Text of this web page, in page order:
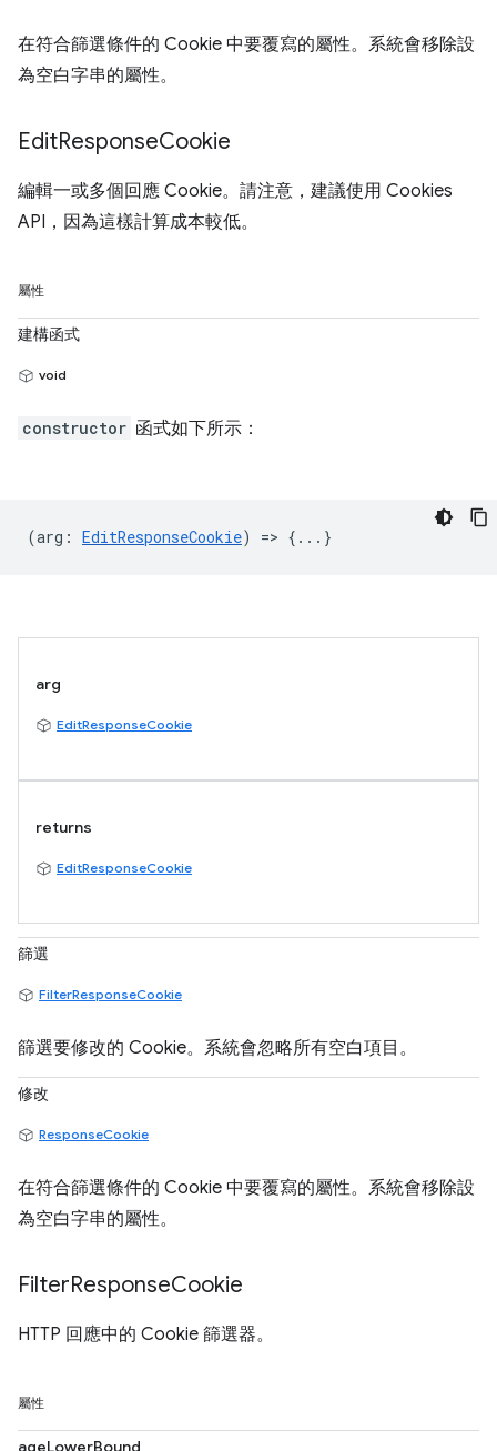
在符合篩選條件的 Cookie 中要覆寫的屬性。系統會移除設
為空白字串的屬性。
EditResponseCookie
編輯一或多個回應 Cookie。請注意，建議使用 Cookies
API，因為這樣計算成本較低。
屬性
建構函式
void
constructor 函式如下所示：
(arg : EditResponseCookie) => {...}
arg
EditResponseCookie
returns
EditResponseCookie
篩選
FilterResponseCookie
篩選要修改的 Cookie。系統會忽略所有空白項目。
修改
ResponseCookie
在符合篩選條件的 Cookie 中要覆寫的屬性。系統會移除設
為空白字串的屬性。
FilterResponseCookie
HTTP 回應中的 Cookie 篩選器。
屬性
ageLowerBound